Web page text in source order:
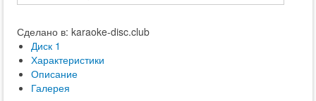
Сделано в: karaoke-disc.club
Диск 1
Характеристики
Описание
Галерея